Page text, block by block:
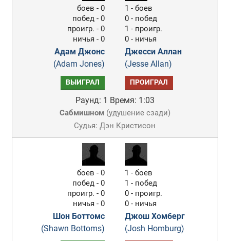
боев - 0
побед - 0
проигр. - 0
ничья - 0
Адам Джонс
(Adam Jones)
1 - боев
0 - побед
1 - проигр.
0 - ничья
Джесси Аллан
(Jesse Allan)
ВЫИГРАЛ ПРОИГРАЛ
Раунд: 1 Время: 1:03
Сабмишном(удушение сзади)
Судья: Дэн Кристисон
боев - 0
побед - 0
проигр. - 0
ничья - 0
Шон Боттомс
(Shawn Bottoms)
1 - боев
1 - побед
0 - проигр.
0 - ничья
Джош Хомберг
(Josh Homburg)